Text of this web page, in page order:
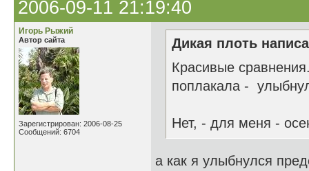
2006-09-11 21:19:40
Игорь Рыжий
Автор сайта
Зарегистрирован: 2006-08-25
Сообщений: 6704
Дикая плоть
Красивые
поплакала -
Нет, - для меня -
а как я улыбнулся